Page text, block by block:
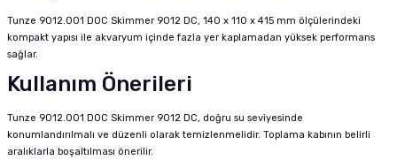
Tunze 9012.001 DOC Skimmer 9012 DC, 140 x 110 x 415 mm ölçülerindeki
kompakt yapısı ile akvaryum içinde fazla yer kaplamadan yüksek performans
sağlar.
Kullanım Önerileri
Tunze 9012.001 DOC Skimmer 9012 DC, doğru su seviyesinde
konumlandırılmalı ve düzenli olarak temizlenmelidir. Toplama kabının belirli
aralıklarla boşaltılması önerilir.